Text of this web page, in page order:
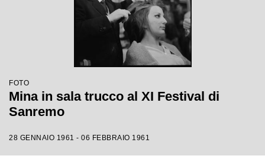
FOTO
Mina in sala trucco al XI Festival di
Sanremo
28 GENNAIO 1961 - 06 FEBBRAIO 1961